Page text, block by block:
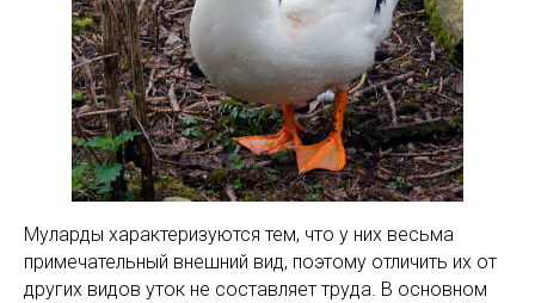
Муларды характеризуются тем, что у них весьма
примечательный внешний вид, поэтому отличить их от
других видов уток не составляет труда. В основном